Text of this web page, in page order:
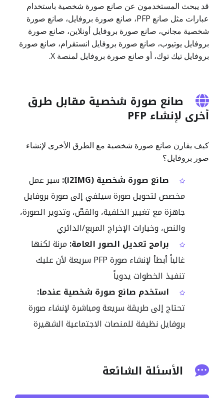
قد يبحث المستخدمون عن صانع صورة شخصية باستخدام
عبارات مثل صانع PFP، صانع صورة بروفايل، صانع صورة
شخصية مجاني، صانع صورة بروفايل أونلاين، صانع صورة
بروفايل يوتيوب، صانع صورة بروفايل انستقرام، صانع صورة
بروفايل تيك توك، أو صانع صورة بروفايل لمنصة X.
صانع صورة شخصية مقابل طرق
أخرى لإنشاء PFP
كيف يقارن صانع صورة شخصية مع الطرق الأخرى لإنشاء
صور بروفايل؟
صانع صورة شخصية (i2IMG):
سير عمل
مخصص لتحويل صورة سيلفي إلى صورة بروفايل
جاهزة مع تغيير الخلفية، والقصّ، وتدوير الصورة،
والنص، وخيارات الإخراج المربع/الدائري
برامج تعديل الصور العامة: مرنة لكنها
غالباً أبطأ لإنشاء صورة PFP سريعة لأن عليك
تنفيذ الخطوات يدوياً
استخدم صانع صورة شخصية عندما:
تحتاج إلى طريقة سريعة ومباشرة لإنشاء صورة
بروفايل نظيفة للمنصات الاجتماعية الشهيرة
الأسئلة الشائعة